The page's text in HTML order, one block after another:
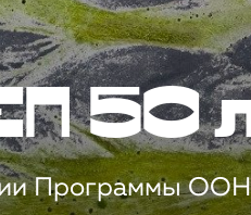
50
Программы